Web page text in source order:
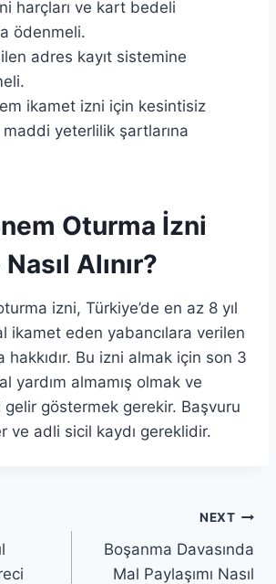
harçları ve kart bedeli
ödenmeli.
adres kayıt sistemine
ikamet izni için kesintisiz
yeterlilik şartlarına
Oturma İzni
Alınır?
izni, Türkiye’de en az 8 yıl
ikamet eden yabancılara verilen
hakkıdır. Bu izni almak için son 3
yardım almamış olmak ve
göstermek gerekir. Başvuru
ve adli sicil kaydı gereklidir.
NEXT
Boşanma Davasında
Mal Paylaşımı Nasıl